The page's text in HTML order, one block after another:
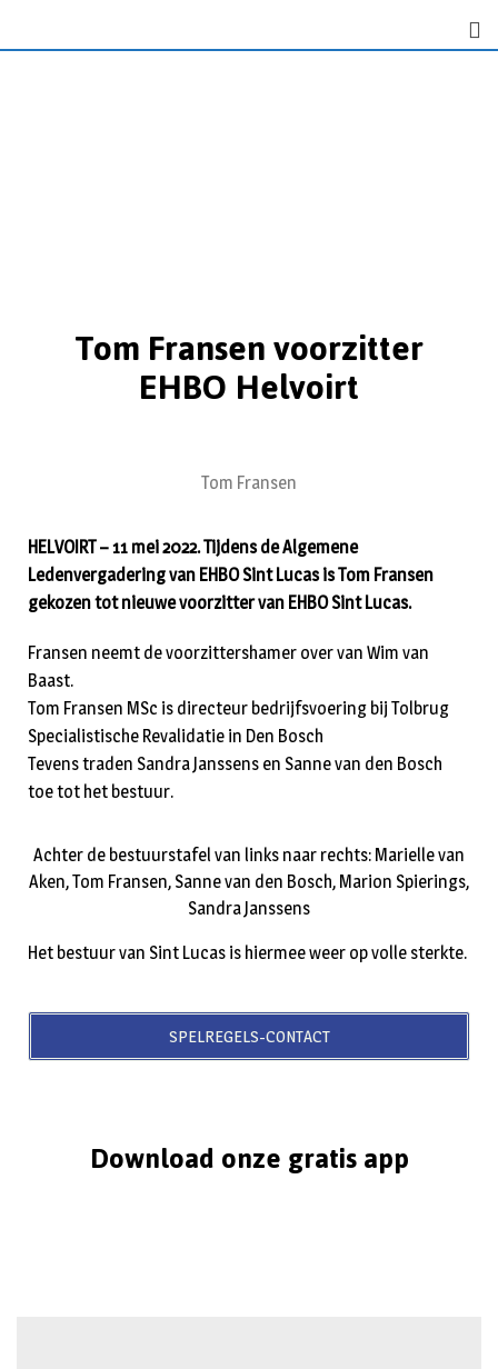
Tom Fransen voorzitter
EHBO Helvoirt
Tom Fransen
HELVOIRT – 11 mei 2022. Tijdens de Algemene
Ledenvergadering van EHBO Sint Lucas is Tom Fransen
gekozen tot nieuwe voorzitter van EHBO Sint Lucas.
Fransen neemt de voorzittershamer over van Wim van
Baast.
Tom Fransen MSc is directeur bedrijfsvoering bij Tolbrug
Specialistische Revalidatie in Den Bosch
Tevens traden Sandra Janssens en Sanne van den Bosch
toe tot het bestuur.
Achter de bestuurstafel van links naar rechts: Marielle van
Aken, Tom Fransen, Sanne van den Bosch, Marion Spierings,
Sandra Janssens
Het bestuur van Sint Lucas is hiermee weer op volle sterkte.
SPELREGELS-CONTACT
Download onze gratis app